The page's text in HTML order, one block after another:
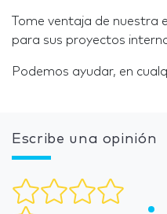
Tome ventaja de nuestra
para sus proyectos
Podemos ayudar, en
Escribe una opinión